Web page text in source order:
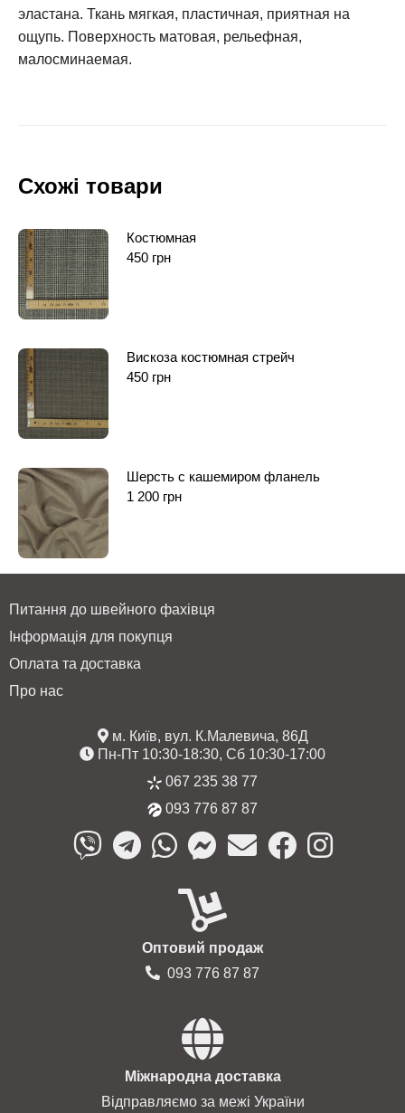
эластана. Ткань мягкая, пластичная, приятная на
ощупь. Поверхность матовая, рельефная,
малосминаемая.
Схожі товари
Костюмная
450 грн
Вискоза костюмная стрейч
450 грн
Шерсть с кашемиром фланель
1 200 грн
Питання до швейного фахівця
Інформація для покупця
Оплата та доставка
Про нас
м. Київ, вул. К.Малевича, 86Д
Пн-Пт 10:30-18:30, Сб 10:30-17:00
067 235 38 77
093 776 87 87
Оптовий продаж
093 776 87 87
Міжнародна доставка
Відправляємо за межі України